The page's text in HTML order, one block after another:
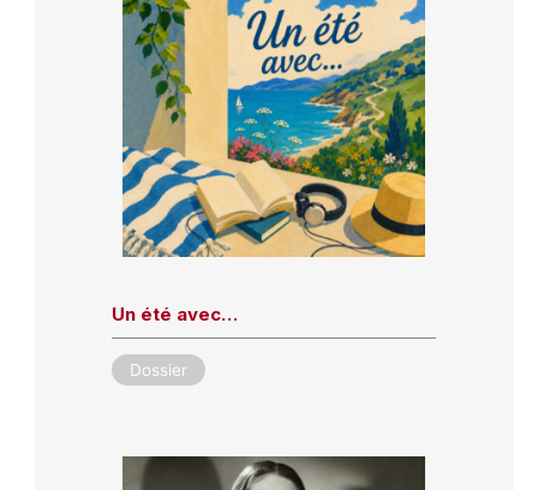
Un été avec…
Dossier